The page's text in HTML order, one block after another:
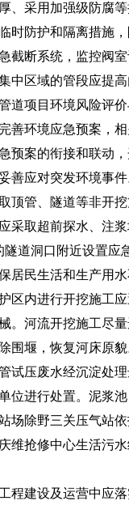
、采用加强级防腐
时防护和隔离措施
截断系统，监控阀
中区域的管段应提
道项目环境风险评
善环境应急预案，
预案的衔接和联动
善应对突发环境事件
管、隧道等非开挖
采取超前探水、注
道洞口附近设置
居民生活和生产用
区内进行开挖施工
。河流开挖施工尽
围堰，恢复河床原
试压废水经沉淀处
位进行处置。泥浆
场除野三关压气站
维抢修中心生活污
建设及运营中应落